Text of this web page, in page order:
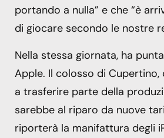
portando a nulla” e che “è
di giocare secondo le nostre
Nella stessa giornata, ha
Apple. Il colosso di Cupertino,
a trasferire parte della
sarebbe al riparo da nuove
riporterà la manifattura degli